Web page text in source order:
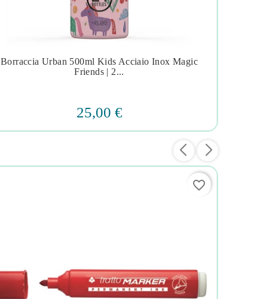
 
Borraccia Urban 500ml Kids Acciaio Inox Magic
Friends | 2...
25,00 €
favorite_border